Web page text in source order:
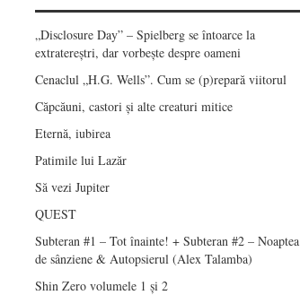
„Disclosure Day” – Spielberg se întoarce la
extratereștri, dar vorbește despre oameni
Cenaclul „H.G. Wells”. Cum se (p)repară viitorul
Căpcăuni, castori și alte creaturi mitice
Eternă, iubirea
Patimile lui Lazăr
Să vezi Jupiter
QUEST
Subteran #1 – Tot înainte! + Subteran #2 – Noaptea
de sânziene & Autopsierul (Alex Talamba)
Shin Zero volumele 1 și 2